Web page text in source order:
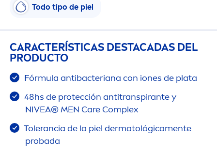
Todo tipo de piel
CARACTERÍSTICAS DESTACADAS DEL
PRODUCTO
Fórmula antibacteriana con iones de plata
48hs de protección antitranspirante y
NIVEA®MEN Care Complex
Tolerancia de la piel dermatológicamente
probada